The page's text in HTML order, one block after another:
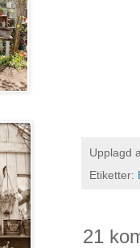
Upplagd
Etiketter:
21